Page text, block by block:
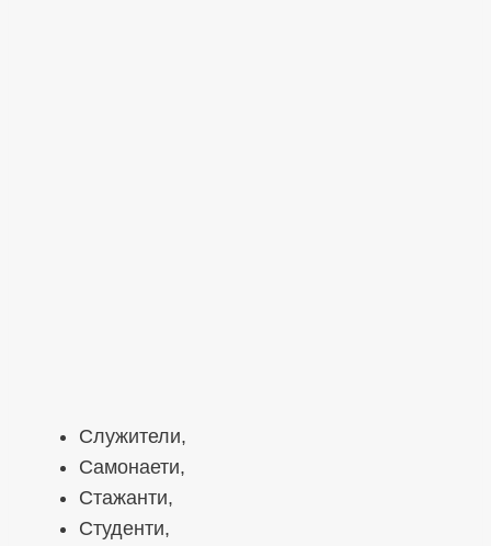
Служители,
Самонаети,
Стажанти,
Студенти,